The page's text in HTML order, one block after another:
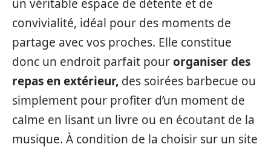
un véritable espace de détente et de
convivialité, idéal pour des moments de
partage avec vos proches. Elle constitue
donc un endroit parfait pourorganiser des
repas en extérieur, des soirées barbecue ou
simplement pour profiter d’un moment de
calme en lisant un livre ou en écoutant de la
musique. À condition de la choisir sur un site